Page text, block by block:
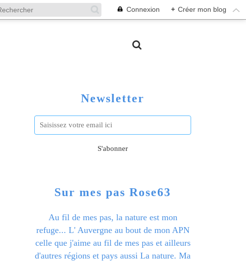
Connexion + Créer mon blog
Newsletter
Sur mes pas Rose63
Au fil de mes pas, la nature est mon
refuge... L' Auvergne au bout de mon APN
celle que j'aime au fil de mes pas et ailleurs
d'autres régions et pays aussi La nature. Ma